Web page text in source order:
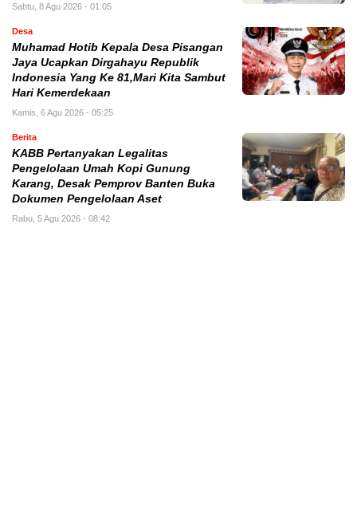
Sabtu, 8 Agu 2026 - 01:05
Desa
Muhamad Hotib Kepala Desa Pisangan
Jaya Ucapkan Dirgahayu Republik
Indonesia Yang Ke 81,Mari Kita Sambut
Hari Kemerdekaan
Kamis, 6 Agu 2026 - 05:25
Berita
KABB Pertanyakan Legalitas
Pengelolaan Umah Kopi Gunung
Karang, Desak Pemprov Banten Buka
Dokumen Pengelolaan Aset
Rabu, 5 Agu 2026 - 08:42